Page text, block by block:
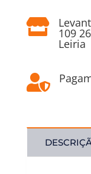
 109
Leiria
